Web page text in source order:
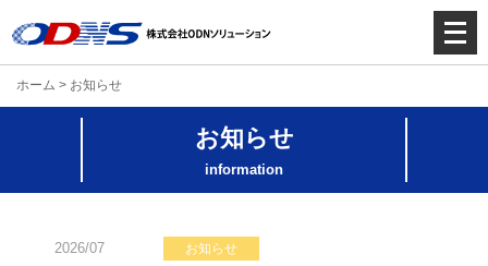
メ
ニ
ュ
ホーム > お知らせ
お知らせ
information
2026/07 お知らせ